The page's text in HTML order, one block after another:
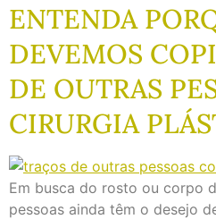
ENTENDA
DEVEMOS
DE OUTRAS
CIRURGIA
Em busca do rosto ou corpo
pessoas ainda têm o desejo